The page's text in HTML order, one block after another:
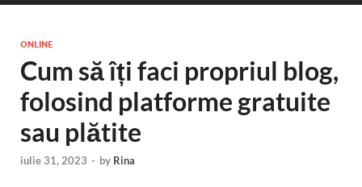
ONLINE
Cum să îți faci propriul blog,
folosind platforme gratuite
sau plătite
iulie 31, 2023 - by Rina